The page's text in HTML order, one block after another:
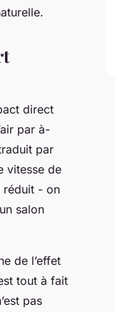
direct
par à-
par
vitesse de
réduit - on
salon
de l’effet
tout à fait
pas